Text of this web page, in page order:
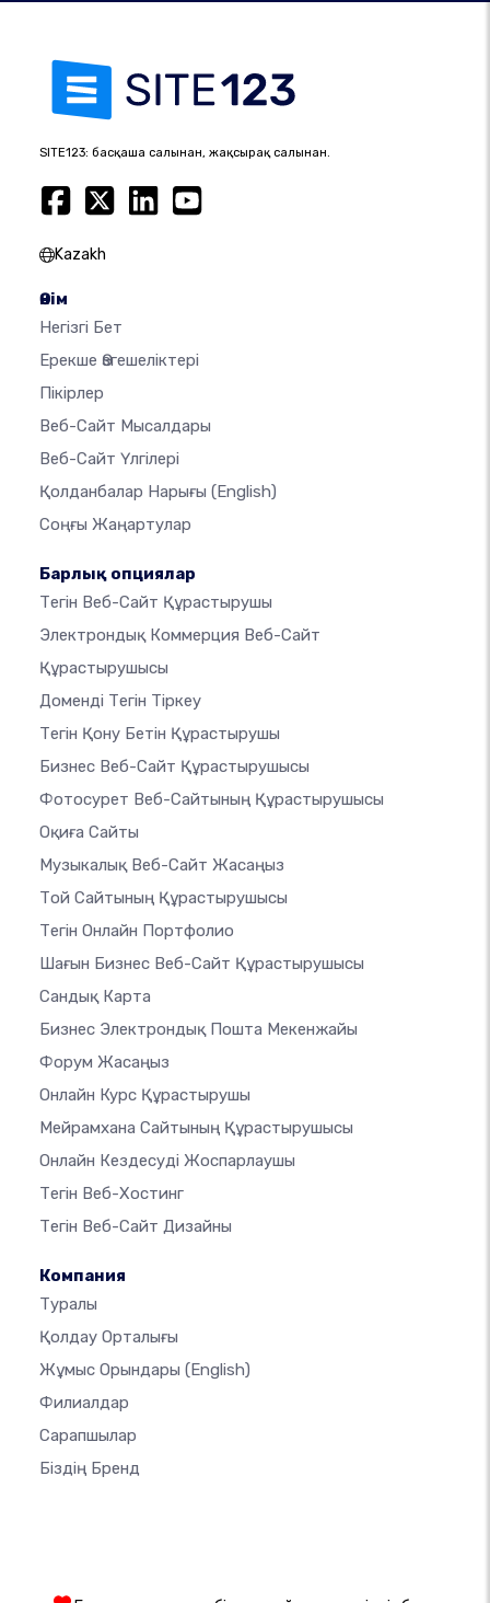
SITE123: басқаша салынған, жақсырақ салынған.
Kazakh
Өнім
Негізгі Бет
Ерекше Өзгешеліктері
Пікірлер
Веб-Сайт Мысалдары
Веб-Сайт Үлгілері
Қолданбалар Нарығы (English)
Соңғы Жаңартулар
Барлық опциялар
Тегін Веб-Сайт Құрастырушы
Электрондық Коммерция Веб-Сайт
Құрастырушысы
Доменді Тегін Тіркеу
Тегін Қону Бетін Құрастырушы
Бизнес Веб-Сайт Құрастырушысы
Фотосурет Веб-Сайтының Құрастырушысы
Оқиға Сайты
Музыкалық Веб-Сайт Жасаңыз
Той Сайтының Құрастырушысы
Тегін Онлайн Портфолио
Шағын Бизнес Веб-Сайт Құрастырушысы
Сандық Карта
Бизнес Электрондық Пошта Мекенжайы
Форум Жасаңыз
Онлайн Курс Құрастырушы
Мейрамхана Сайтының Құрастырушысы
Онлайн Кездесуді Жоспарлаушы
Тегін Веб-Хостинг
Тегін Веб-Сайт Дизайны
Компания
Туралы
Қолдау Орталығы
Жұмыс Орындары (English)
Филиалдар
Сарапшылар
Біздің Бренд